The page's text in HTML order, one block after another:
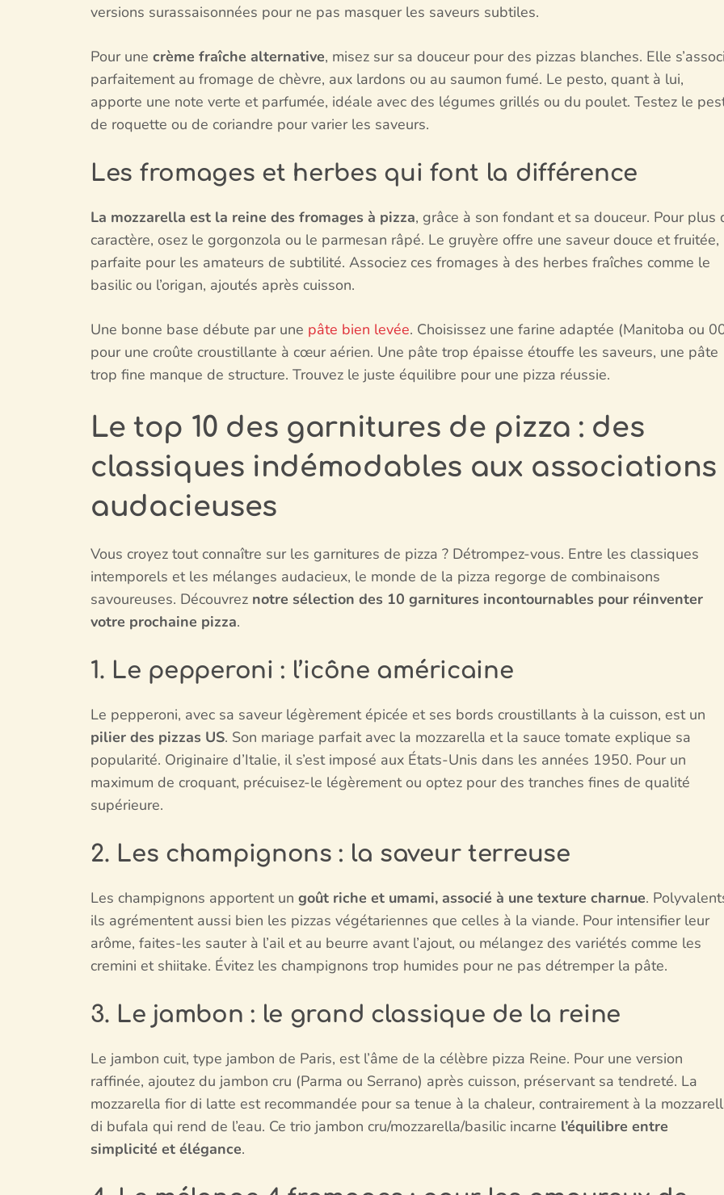
versions surassaisonnées pour ne pas masquer les saveurs subtiles.
Pour une crème fraîche alternative, misez sur sa douceur pour des pizzas blanches. Elle
parfaitement au fromage de chèvre, aux lardons ou au saumon fumé. Le pesto, quant à lui,
apporte une note verte et parfumée, idéale avec des légumes grillés ou du poulet. Testez le
de roquette ou de coriandre pour varier les saveurs.
Les fromages et herbes qui font la différence
La mozzarella est la reine des fromages à pizza, grâce à son fondant et sa douceur. Pour plus
caractère, osez le gorgonzola ou le parmesan râpé. Le gruyère offre une saveur douce et fruitée,
parfaite pour les amateurs de subtilité. Associez ces fromages à des herbes fraîches comme le
basilic ou l’origan, ajoutés après cuisson.
Une bonne base débute par une pâte bien levée. Choisissez une farine adaptée (Manitoba ou
pour une croûte croustillante à cœur aérien. Une pâte trop épaisse étouffe les saveurs, une pâte
trop fine manque de structure. Trouvez le juste équilibre pour une pizza réussie.
Le top 10 des garnitures de pizza : des
classiques indémodables aux associations
audacieuses
Vous croyez tout connaître sur les garnitures de pizza ? Détrompez-vous. Entre les classiques
intemporels et les mélanges audacieux, le monde de la pizza regorge de combinaisons
savoureuses. Découvrez notre sélection des 10 garnitures incontournables pour réinventer
votre prochaine pizza.
1. Le pepperoni : l’icône américaine
Le pepperoni, avec sa saveur légèrement épicée et ses bords croustillants à la cuisson, est un
pilier des pizzas US. Son mariage parfait avec la mozzarella et la sauce tomate explique sa
popularité. Originaire d’Italie, il s’est imposé aux États-Unis dans les années 1950. Pour un
maximum de croquant, précuisez-le légèrement ou optez pour des tranches fines de qualité
supérieure.
2. Les champignons : la saveur terreuse
Les champignons apportent un goût riche et umami, associé à une texture charnue.
ils agrémentent aussi bien les pizzas végétariennes que celles à la viande. Pour intensifier leur
arôme, faites-les sauter à l’ail et au beurre avant l’ajout, ou mélangez des variétés comme les
cremini et shiitake. Évitez les champignons trop humides pour ne pas détremper la pâte.
3. Le jambon : le grand classique de la reine
Le jambon cuit, type jambon de Paris, est l’âme de la célèbre pizza Reine. Pour une version
raffinée, ajoutez du jambon cru (Parma ou Serrano) après cuisson, préservant sa tendreté. La
mozzarella fior di latte est recommandée pour sa tenue à la chaleur, contrairement à la
di bufala qui rend de l’eau. Ce trio jambon cru/mozzarella/basilic incarne l’équilibre entre
simplicité et élégance.